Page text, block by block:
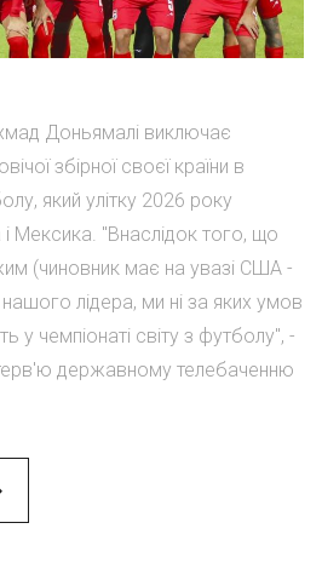
Доньямалі виключає
збірної своєї країни в
який улітку 2026 року
Мексика. "Внаслідок того, що
(чиновник має на увазі США -
лідера, ми ні за яких умов
у чемпіонаті світу з футболу", -
державному телебаченню